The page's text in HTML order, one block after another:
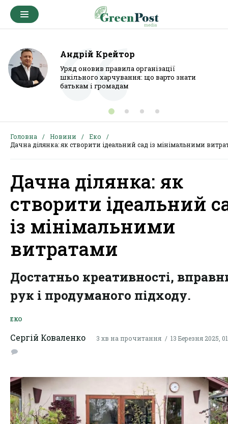
Андрій Крейтор
Уряд оновив правила організації
шкільного харчування: що варто знати
батькам і громадам
Головна Новини
Еко
Дачна ділянка: як створити ідеальний сад із мінімальними
Дачна ділянка: як
створити ідеальний
із мінімальними
витратами
Достатньо креативності,
рук і продуманого підходу.
ЕКО
Сергій Коваленко 3 хв на прочитання 13 Березня 2025,